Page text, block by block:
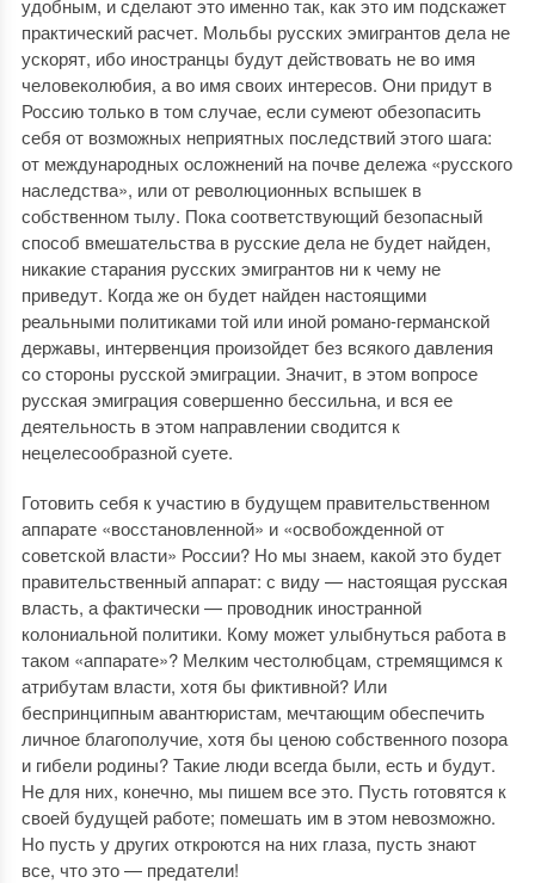
удобным, и сделают это именно так, как это им подскажет
практический расчет. Мольбы русских эмигрантов дела не
ускорят, ибо иностранцы будут действовать не во имя
человеколюбия, а во имя своих интересов. Они придут в
Россию только в том случае, если сумеют обезопасить
себя от возможных неприятных последствий этого шага:
от международных осложнений на почве дележа «русского
наследства», или от революционных вспышек в
собственном тылу. Пока соответствующий безопасный
способ вмешательства в русские дела не будет найден,
никакие старания русских эмигрантов ни к чему не
приведут. Когда же он будет найден настоящими
реальными политиками той или иной романо-германской
державы, интервенция произойдет без всякого давления
со стороны русской эмиграции. Значит, в этом вопросе
русская эмиграция совершенно бессильна, и вся ее
деятельность в этом направлении сводится к
нецелесообразной суете.
Готовить себя к участию в будущем правительственном
аппарате «восстановленной» и «освобожденной от
советской власти» России? Но мы знаем, какой это будет
правительственный аппарат: с виду — настоящая русская
власть, а фактически — проводник иностранной
колониальной политики. Кому может улыбнуться работа в
таком «аппарате»? Мелким честолюбцам, стремящимся к
атрибутам власти, хотя бы фиктивной? Или
беспринципным авантюристам, мечтающим обеспечить
личное благополучие, хотя бы ценою собственного позора
и гибели родины? Такие люди всегда были, есть и будут.
Не для них, конечно, мы пишем все это. Пусть готовятся к
своей будущей работе; помешать им в этом невозможно.
Но пусть у других откроются на них глаза, пусть знают
все, что это — предатели!